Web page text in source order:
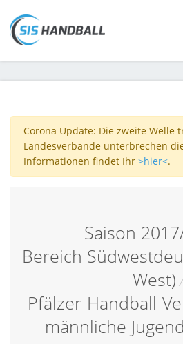
Corona Update: Die zweite Welle
Landesverbände unterbrechen
Informationen findet Ihr >hier<.
Saison
Bereich
West)
Pfälzer-Handball-
männliche Jugend